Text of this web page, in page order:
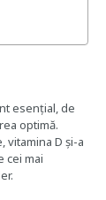
esențial, de
optimă.
vitamina D și-a
cei mai